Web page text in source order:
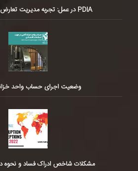
PDIA در عمل: تجربه مدیریت تعارض منافع در ایران
وضعیت اجرای حساب واحد
مشکلات شاخص ادراک فساد و نحوه